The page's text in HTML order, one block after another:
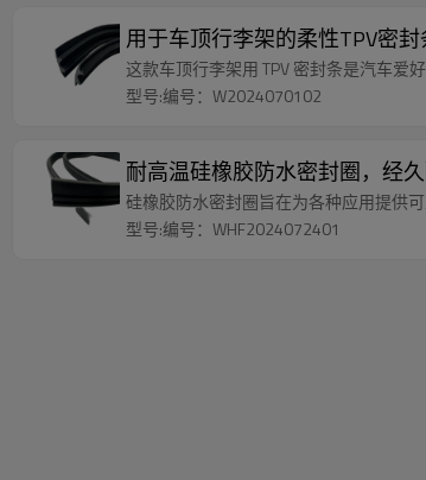
用于车顶行李架的柔性TPV密
这款车顶行李架用 TPV 密封条是汽车爱
型号:编号：W2024070102
耐高温硅橡胶防水密封圈，经
硅橡胶防水密封圈旨在为各种应用提供可
型号:编号：WHF2024072401